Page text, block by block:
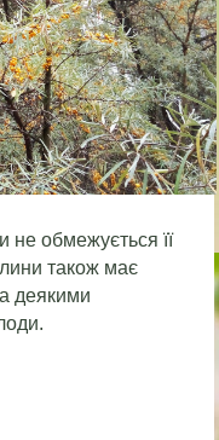
не обмежується її
також має
деякими